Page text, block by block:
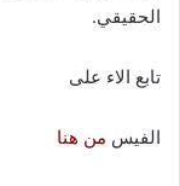
الحقيقي.
تابع الاء على
الفيس من هنا